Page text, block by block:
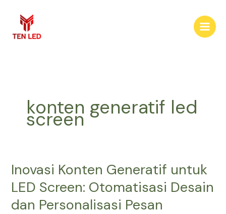
content
konten generatif led
screen
Inovasi Konten Generatif untuk
LED Screen: Otomatisasi Desain
dan Personalisasi Pesan
Inovasi
Generatif
untuk